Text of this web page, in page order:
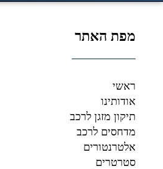
מפת האתר
ראשי
אודותינו
תיקון מזגן לרכב
מדחסים לרכב
אלטרנטורים
סטרטרים